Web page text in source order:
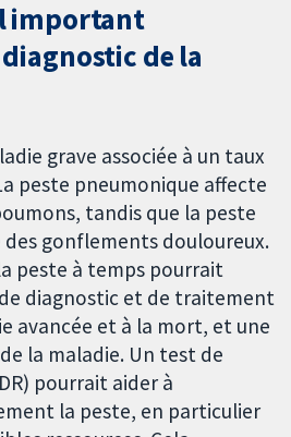
important
de la
grave associée à un taux
peste pneumonique affecte
tandis que la peste
gonflements douloureux.
peste à temps pourrait
diagnostic et de traitement
avancée et à la mort, et une
la maladie. Un test de
pourrait aider à
la peste, en particulier